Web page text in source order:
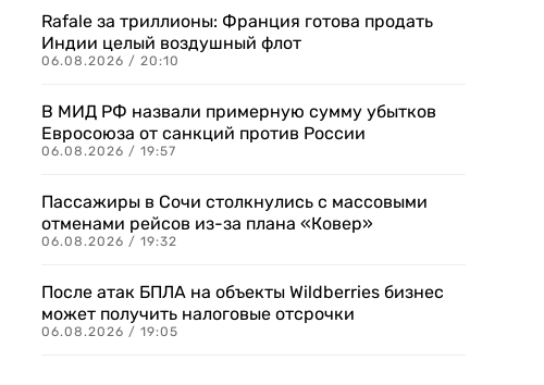
Rafale за триллионы: Франция готова продать
Индии целый воздушный флот
06.08.2026 / 20:10
В МИД РФ назвали примерную сумму убытков
Евросоюза от санкций против России
06.08.2026 / 19:57
Пассажиры в Сочи столкнулись с массовыми
отменами рейсов из-за плана «Ковер»
06.08.2026 / 19:32
После атак БПЛА на объекты Wildberries бизнес
может получить налоговые отсрочки
06.08.2026 / 19:05